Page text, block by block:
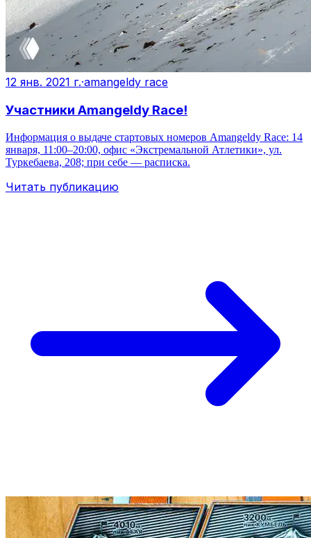
12 янв. 2021 г.·amangeldy race
Участники Amangeldy Race!
Информация о выдаче стартовых номеров Amangeldy Race: 14
января, 11:00–20:00, офис «Экстремальной Атлетики», ул.
Туркебаева, 208; при себе — расписка.
Читать публикацию